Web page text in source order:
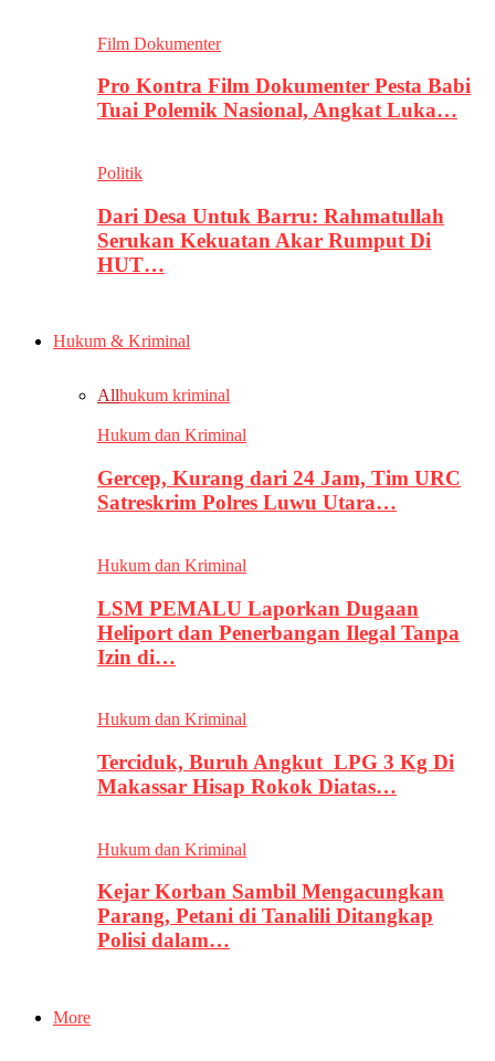
Film Dokumenter
Pro Kontra Film Dokumenter Pesta Babi
Tuai Polemik Nasional, Angkat Luka…
Politik
Dari Desa Untuk Barru: Rahmatullah
Serukan Kekuatan Akar Rumput Di
HUT…
Hukum & Kriminal
Allhukum kriminal
Hukum dan Kriminal
Gercep, Kurang dari 24 Jam, Tim URC
Satreskrim Polres Luwu Utara…
Hukum dan Kriminal
LSM PEMALU Laporkan Dugaan
Heliport dan Penerbangan Ilegal Tanpa
Izin di…
Hukum dan Kriminal
Terciduk, Buruh Angkut LPG 3 Kg Di
Makassar Hisap Rokok Diatas…
Hukum dan Kriminal
Kejar Korban Sambil Mengacungkan
Parang, Petani di Tanalili Ditangkap
Polisi dalam…
More